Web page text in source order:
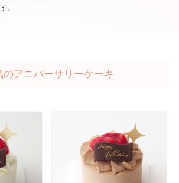
。
アニバーサリーケーキ